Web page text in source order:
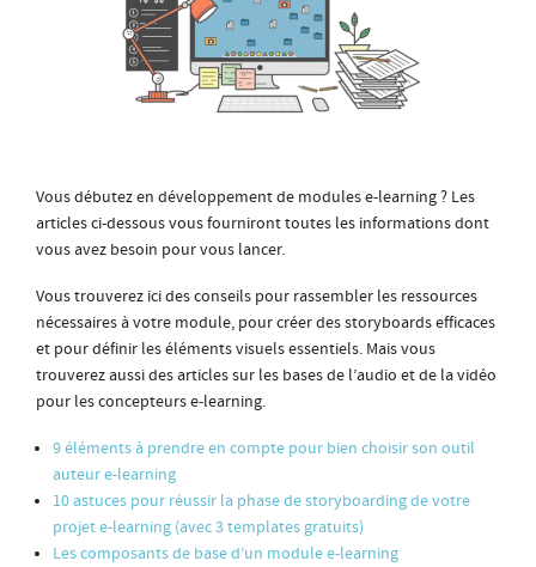
Vous débutez en développement de modules e-learning ? Les
articles ci-dessous vous fourniront toutes les informations dont
vous avez besoin pour vous lancer.
Vous trouverez ici des conseils pour rassembler les ressources
nécessaires à votre module, pour créer des storyboards efficaces
et pour définir les éléments visuels essentiels. Mais vous
trouverez aussi des articles sur les bases de l’audio et de la vidéo
pour les concepteurs e-learning.
9 éléments à prendre en compte pour bien choisir son outil
auteur e-learning
10 astuces pour réussir la phase de storyboarding de votre
projet e-learning (avec 3 templates gratuits)
Les composants de base d’un module e-learning